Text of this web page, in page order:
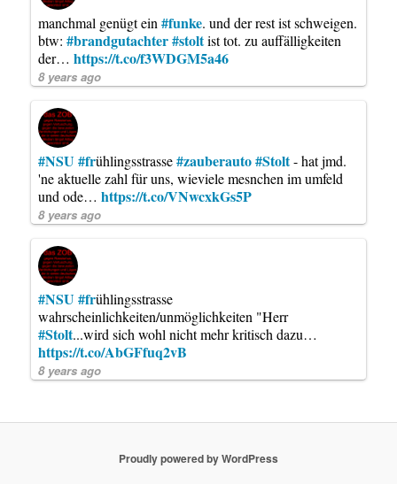
manchmal genügt ein#funke. und der rest ist schweigen.
btw:#brandgutachter#stoltist tot. zu auffälligkeiten
der…https://t.co/f3WDGM5a46
8 years ago
#NSU#frühlingsstrasse#zauberauto#Stolt- hat jmd.
'ne aktuelle zahl für uns, wieviele mesnchen im umfeld
und ode…https://t.co/VNwcxkGs5P
8 years ago
#NSU#frühlingsstrasse
wahrscheinlichkeiten/unmöglichkeiten "Herr
#Stolt...wird sich wohl nicht mehr kritisch dazu…
https://t.co/AbGFfuq2vB
8 years ago
Proudly powered by WordPress